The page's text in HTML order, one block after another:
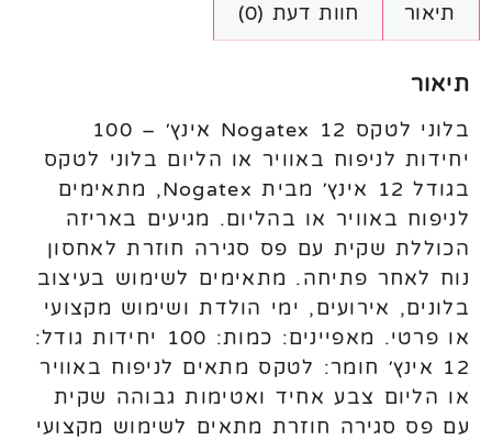
תיאור חוות דעת (0)
תיאור
בלוני לטקס Nogatex 12 אינץ׳ – 100
יחידות לניפוח באוויר או הליום בלוני לטקס
בגודל 12 אינץ׳ מבית Nogatex, מתאימים
לניפוח באוויר או בהליום. מגיעים באריזה
הכוללת שקית עם פס סגירה חוזרת לאחסון
נוח לאחר פתיחה. מתאימים לשימוש בעיצוב
בלונים, אירועים, ימי הולדת ושימוש מקצועי
או פרטי. מאפיינים: כמות: 100 יחידות גודל:
12 אינץ׳ חומר: לטקס מתאים לניפוח באוויר
או הליום צבע אחיד ואטימות גבוהה שקית
עם פס סגירה חוזרת מתאים לשימוש מקצועי